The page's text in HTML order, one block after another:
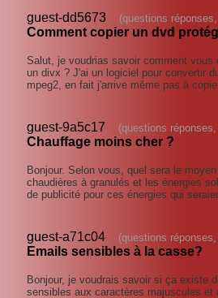
guest-dd5673 (questions
Comment copier un dvd
Salut, je voudrias savoir comment vous
un divx ? J'ai un logiciel pour convertir
mpeg2, en fait j'arrive même pas à
guest-9a5c17 (questions
Chauffage moins cher ?
Bonjour. Selon vous, quel sera le
chaudières à granulés et les énergies
de publicité pour ces énergies qui
guest-a71c04 (questions
Emails sensibles à la casse?
Bonjour, je voudrais savoir si ça existe
sensibles aux caractères majuscules